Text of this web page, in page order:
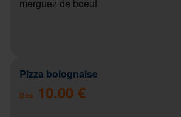
merguez de boeuf
Pizza bolognaise
Dès 10.00 €